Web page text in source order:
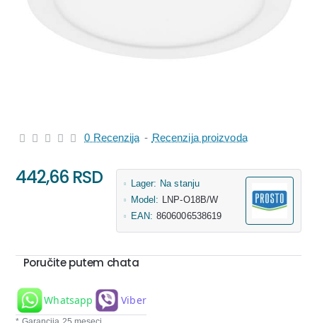
0 Recenzija - Recenzija proizvoda
442,66 RSD Lager: Na stanju
Model: LNP-O18B/W
EAN: 8606006538619
Poručite putem chata
Whatsapp Viber